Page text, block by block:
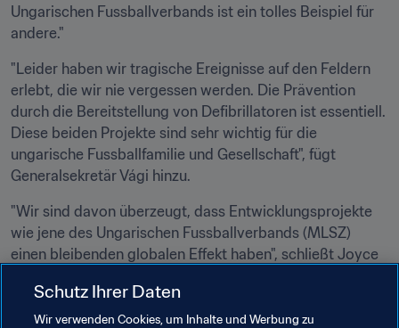
Ungarischen Fussballverbands ist ein tolles Beispiel für
andere."
"Leider haben wir tragische Ereignisse auf den Feldern
erlebt, die wir nie vergessen werden. Die Prävention
durch die Bereitstellung von Defibrillatoren ist essentiell.
Diese beiden Projekte sind sehr wichtig für die
ungarische Fussballfamilie und Gesellschaft", fügt
Generalsekretär Vági hinzu.
"Wir sind davon überzeugt, dass Entwicklungsprojekte
wie jene des Ungarischen Fussballverbands (MLSZ)
einen bleibenden globalen Effekt haben", schließt Joyce
Projekt, das von unseren Kollegen der Medizinischen
Kommission unterstützt wurde, sollte helfen, Leben zu
Schutz Ihrer Daten
Wir verwenden Cookies, um Inhalte und Werbung zu